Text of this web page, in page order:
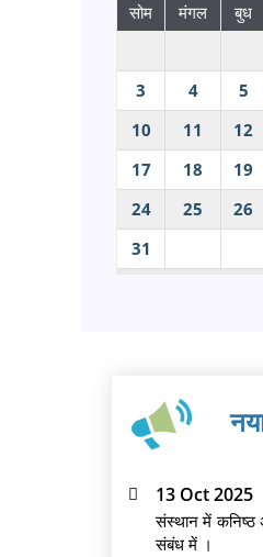
सोम मंगल बुध
3
4 5
10
11 12
17
18 19
24
25 26
31
13 Oct 2025
संस्थान में कनिष्ठ
संबंध में ।